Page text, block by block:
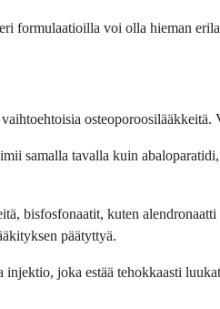
formulaatioilla voi olla hieman
samalla tavalla kuin
bisfosfonaatit, kuten
päätyttyä.
joka estää tehokkaasti